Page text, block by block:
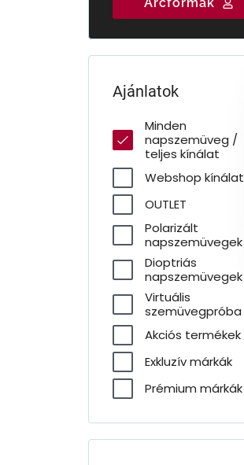
Ajánlatok
Minden
napszemüveg /
teljes kínálat
Webshop kínálat
OUTLET
Polarizált
napszemüvegek
Dioptriás
napszemüvegek
Virtuális
szemüvegpróba
Akciós termékek
Exkluzív márkák
Prémium márkák